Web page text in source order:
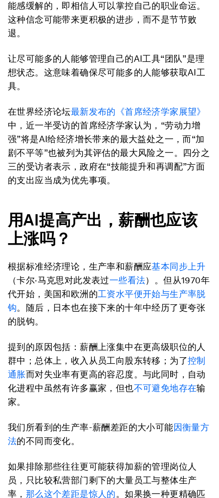
能感缓解的，即相信人可以掌控自己的职业命运。
这种信念可能带来更积极的进步，而不是节节败
退。
让尽可能多的人能够管理自己的AI工具“团队”是理
想状态。这意味着确保尽可能多的人能够获取AI工
具。
在世界经济论坛最新发布的《首席经济学家展望》
中，近一半受访的首席经济学家认为，“劳动力增
强”将是AI给经济增长带来的最大益处之一，而“加
剧不平等”也被列为其评估的最大风险之一。四分之
三的受访者表示，政府在“技能提升和再调配”方面
的支出应当成为优先事项。
用AI提高产出，薪酬也应该
上涨吗？
根据标准经济理论，生产率和薪酬应基本同步上升
（卡尔·马克思对此发表过一些看法）。但从1970年
代开始，美国和欧洲的工资水平便开始与生产率脱
钩。随后，日本也在接下来的十年中经历了更夸张
的脱钩。
提到的原因包括：薪酬上涨集中在更高级职位的人
群中；总体上，收入从员工向股东转移；为了控制
通胀而对失业率有更高的容忍度。与此同时，自动
化进程中虽然有许多赢家，但也不可避免地存在输
家。
我们所看到的生产率-薪酬差距的大小可能因衡量方
法的不同而变化。
如果排除那些往往更可能获得加薪的管理岗位人
员，只比较私营部门剩下的大量员工与整体生产
率， 那么这个差距是惊人的。如果换一种更精确匹